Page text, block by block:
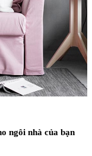
ngôi nhà của bạn